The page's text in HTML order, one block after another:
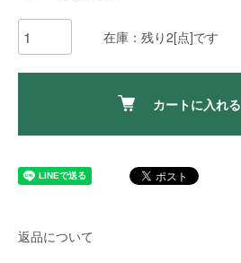
在庫：残り2[点]です
カートに入れる
返品について